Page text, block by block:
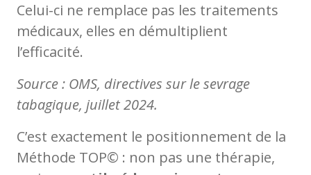
Celui-ci ne remplace pas les traitements
médicaux, elles en démultiplient
l’efficacité.
Source : OMS, directives sur le sevrage
tabagique, juillet 2024.
C’est exactement le positionnement de la
Méthode TOP© : non pas une thérapie,